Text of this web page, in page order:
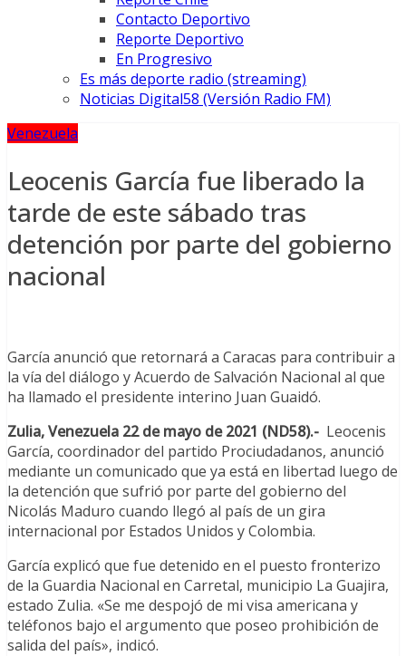
Contacto Deportivo
Reporte Deportivo
En Progresivo
Es más deporte radio (streaming)
Noticias Digital58 (Versión Radio FM)
Venezuela
Leocenis García fue liberado la
tarde de este sábado tras
detención por parte del gobierno
nacional
García anunció que retornará a Caracas para contribuir a
la vía del diálogo y Acuerdo de Salvación Nacional al que
ha llamado el presidente interino Juan Guaidó.
Zulia, Venezuela 22 de mayo de 2021 (ND58).- Leocenis
García, coordinador del partido Prociudadanos, anunció
mediante un comunicado que ya está en libertad luego de
la detención que sufrió por parte del gobierno del
Nicolás Maduro cuando llegó al país de un gira
internacional por Estados Unidos y Colombia.
García explicó que fue detenido en el puesto fronterizo
de la Guardia Nacional en Carretal, municipio La Guajira,
estado Zulia. «Se me despojó de mi visa americana y
teléfonos bajo el argumento que poseo prohibición de
salida del país», indicó.